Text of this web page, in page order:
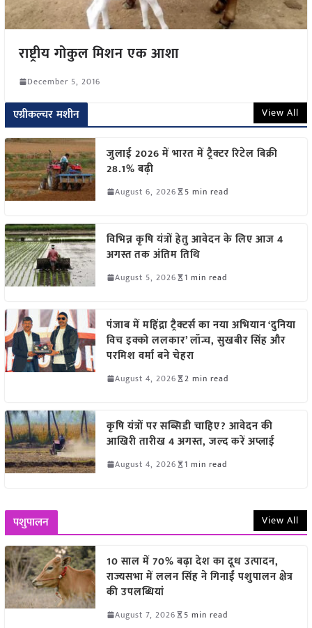
राष्ट्रीय गोकुल मिशन एक आशा
December 5, 2016
एग्रीकल्चर मशीन View All
जुलाई 2026 में भारत में ट्रैक्टर रिटेल बिक्री
28.1% बढ़ी
August 6, 2026 5 min read
विभिन्न कृषि यंत्रों हेतु आवेदन के लिए आज 4
अगस्त तक अंतिम तिथि
August 5, 2026 1 min read
पंजाब में महिंद्रा ट्रैक्टर्स का नया अभियान ‘दुनिया
विच इक्को ललकार’ लॉन्च, सुखबीर सिंह और
परमिश वर्मा बने चेहरा
August 4, 2026 2 min read
कृषि यंत्रों पर सब्सिडी चाहिए? आवेदन की
आखिरी तारीख 4 अगस्त, जल्द करें अप्लाई
August 4, 2026 1 min read
पशुपालन View All
10 साल में 70% बढ़ा देश का दूध उत्पादन,
राज्यसभा में ललन सिंह ने गिनाईं पशुपालन क्षेत्र
की उपलब्धियां
August 7, 2026 5 min read